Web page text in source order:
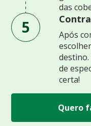
das
5
Após
de
certa!
Quero